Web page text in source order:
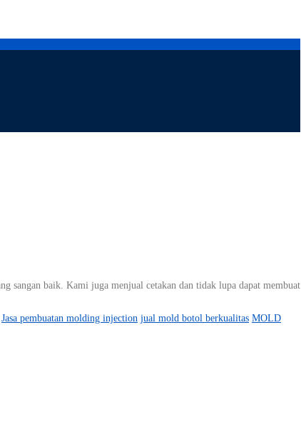
sangan baik. Kami juga menjual cetakan dan tidak lupa dapat membuat
Jasa pembuatan molding injection jual mold botol berkualitas MOLD